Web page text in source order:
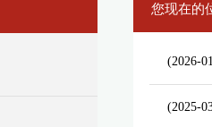
您现在的
(2026-
(2025-